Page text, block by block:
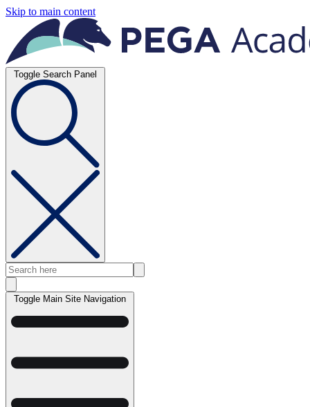
Skip to main content
Toggle Search Panel
Toggle Main Site Navigation